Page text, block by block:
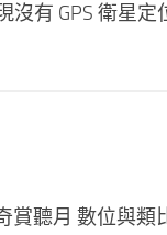
有 GPS 衛星定
賞聽月 數位與類